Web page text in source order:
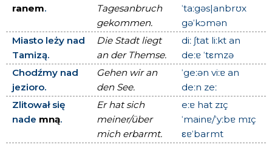
ranem.
Tagesanbruch
gekommen.
ˈtaːgəs|anbrʊx
gəˈkɔmən
Miasto leży nad
Tamizą.
Die Stadt liegt
an der Themse.
diː ʃtat liːkt an
deːɐ ˈtεmzə
Chodźmy nad
jezioro.
Gehen wir an
den See.
ˈgeːən viːɐ an
deːn zeː
Zlitował się
nade mną.
Er hat sich
meiner/über
mich erbarmt.
eːɐ hat zɪç
ˈmainɐ/ˈyːbɐ mɪç
εɐˈbarmt